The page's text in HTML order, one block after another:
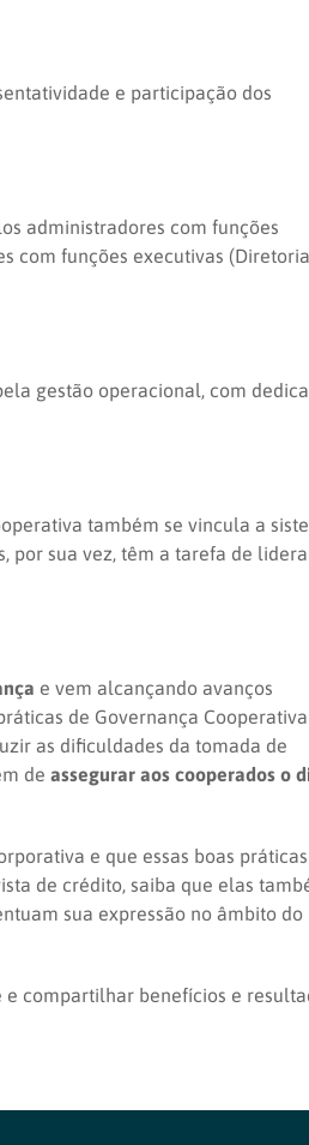
e participação dos
administradores com funções
com funções executivas (Diretoria
gestão operacional, com
também se vincula a
por sua vez, têm a tarefa de
e vem alcançando avanços
de Governança Cooperativa
as dificuldades da tomada de
de assegurar aos cooperados o
e que essas boas práticas
de crédito, saiba que elas
sua expressão no âmbito do
e compartilhar benefícios e